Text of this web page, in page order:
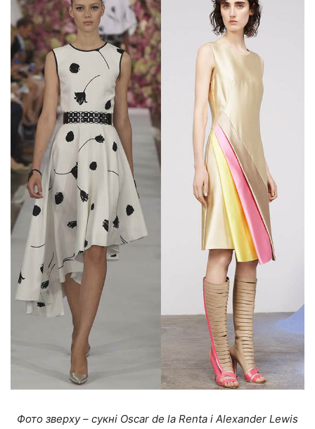
Фото зверху – сукні Oscar de la Renta і Alexander Lewis